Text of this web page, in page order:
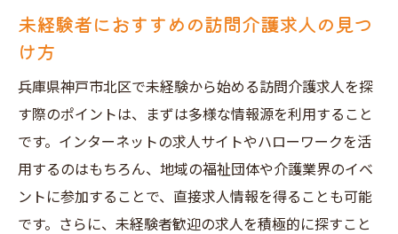
未経験者におすすめの訪問介護求人の見つ
け方
兵庫県神戸市北区で未経験から始める訪問介護求人を探
す際のポイントは、まずは多様な情報源を利用すること
です。インターネットの求人サイトやハローワークを活
用するのはもちろん、地域の福祉団体や介護業界のイベ
ントに参加することで、直接求人情報を得ることも可能
です。さらに、未経験者歓迎の求人を積極的に探すこと